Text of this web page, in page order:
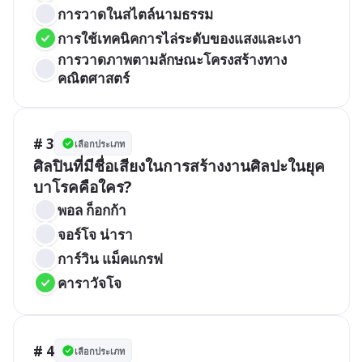
การวาดในสไตล์นามธรรม
การใช้เทคนิคการไล่ระดับของแสงและเงา
การวาดภาพตามลักษณะโครงสร้างทาง
คณิตศาสตร์
# 3 เลือกประเภท
ศิลปินที่มีชื่อเสียงในการสร้างงานศิลปะในยุค
บาโรคคือใคร?
พอล ก็อกก้า
จอร์โจ น่ารา
การ์วิน แม็คแกรฟ
คาราวัจโจ
# 4 เลือกประเภท